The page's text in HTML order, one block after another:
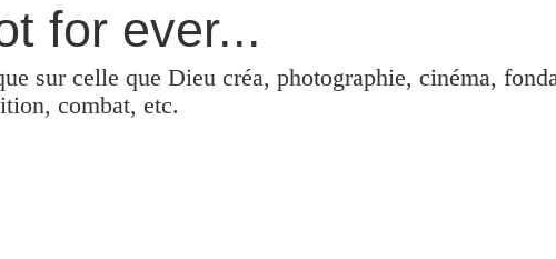
for ever...
sur celle que Dieu créa, photographie, cinéma,
combat, etc.